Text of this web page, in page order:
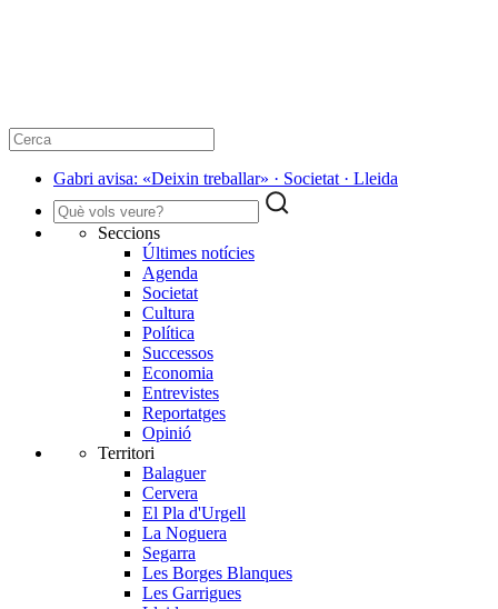
Gabri avisa: «Deixin treballar» · Societat · Lleida
Seccions
Últimes notícies
Agenda
Societat
Cultura
Política
Successos
Economia
Entrevistes
Reportatges
Opinió
Territori
Balaguer
Cervera
El Pla d'Urgell
La Noguera
Segarra
Les Borges Blanques
Les Garrigues